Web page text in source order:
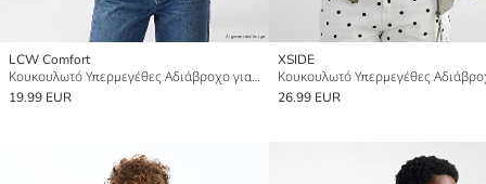
LCW Comfort
Κουκουλωτό Υπερμεγέθες Αδιάβροχο για γυναίκες
19.99 EUR
XSIDE
26.99 EUR